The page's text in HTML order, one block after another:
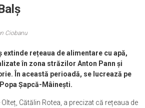
Ciobanu
extinde rețeaua de alimentare cu apă,
în zona străzilor Anton Pann și
În această perioadă, se lucrează pe
Șapcă-Mâinești.
Cătălin Rotea, a precizat că rețeaua de